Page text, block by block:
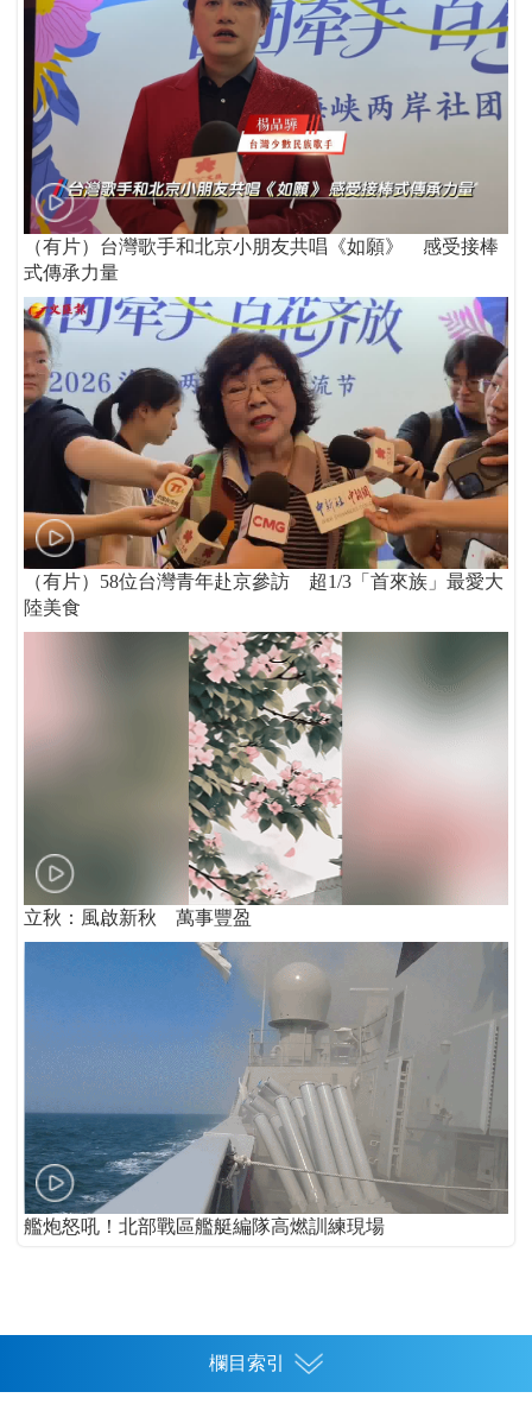
（有片）台灣歌手和北京小朋友共唱《如願》 感受接棒
式傳承力量
（有片）58位台灣青年赴京參訪 超1/3「首來族」最愛大
陸美食
立秋：風啟新秋 萬事豐盈
艦炮怒吼！北部戰區艦艇編隊高燃訓練現場
欄目索引